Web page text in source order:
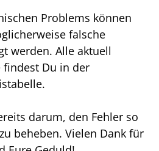
Problems können
falsche
werden. Alle aktuell
findest Du in der
darum, den Fehler so
beheben. Vielen Dank für